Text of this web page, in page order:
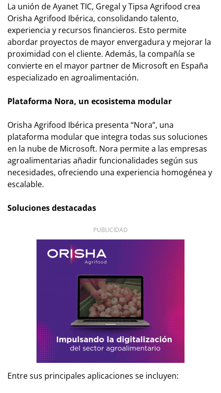
La unión de Ayanet TIC, Gregal y Tipsa Agrifood crea
Orisha Agrifood Ibérica, consolidando talento,
experiencia y recursos financieros. Esto permite
abordar proyectos de mayor envergadura y mejorar la
proximidad con el cliente. Además, la compañía se
convierte en el mayor partner de Microsoft en España
especializado en agroalimentación.
Plataforma Nora, un ecosistema modular
Orisha Agrifood Ibérica presenta “Nora”, una
plataforma modular que integra todas sus soluciones
en la nube de Microsoft. Nora permite a las empresas
agroalimentarias añadir funcionalidades según sus
necesidades, ofreciendo una experiencia homogénea y
escalable.
Soluciones destacadas
PUBLICIDAD
Entre sus principales aplicaciones se incluyen: